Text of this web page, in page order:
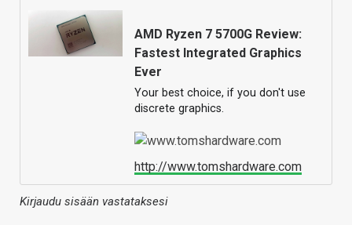
AMD Ryzen 7 5700G Review:
Fastest Integrated Graphics
Ever
Your best choice, if you don't use
discrete graphics.
http://www.tomshardware.com
Kirjaudu sisään vastataksesi